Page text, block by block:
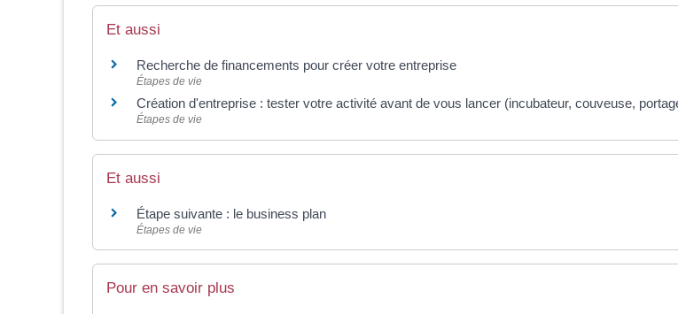
Et aussi
Recherche de financements pour créer votre entreprise
Étapes de vie
Création d'entreprise : tester votre activité avant de vous lancer (incubateur, couveuse,
Étapes de vie
Et aussi
Étape suivante : le business plan
Étapes de vie
Pour en savoir plus